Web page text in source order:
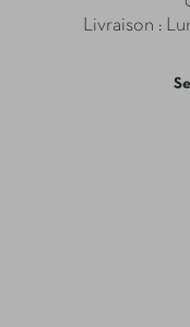
Livraison :